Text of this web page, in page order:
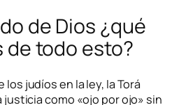
de Dios ¿qué
de todo esto?
judíos en la ley, la Torá
como «ojo por ojo» sin